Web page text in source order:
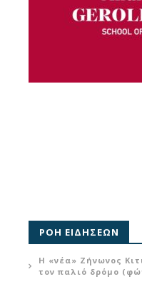
ΡΟΗ ΕΙΔΗΣΕΩΝ
Η «νέα» Ζήνωνος
τον παλιό δρόμο